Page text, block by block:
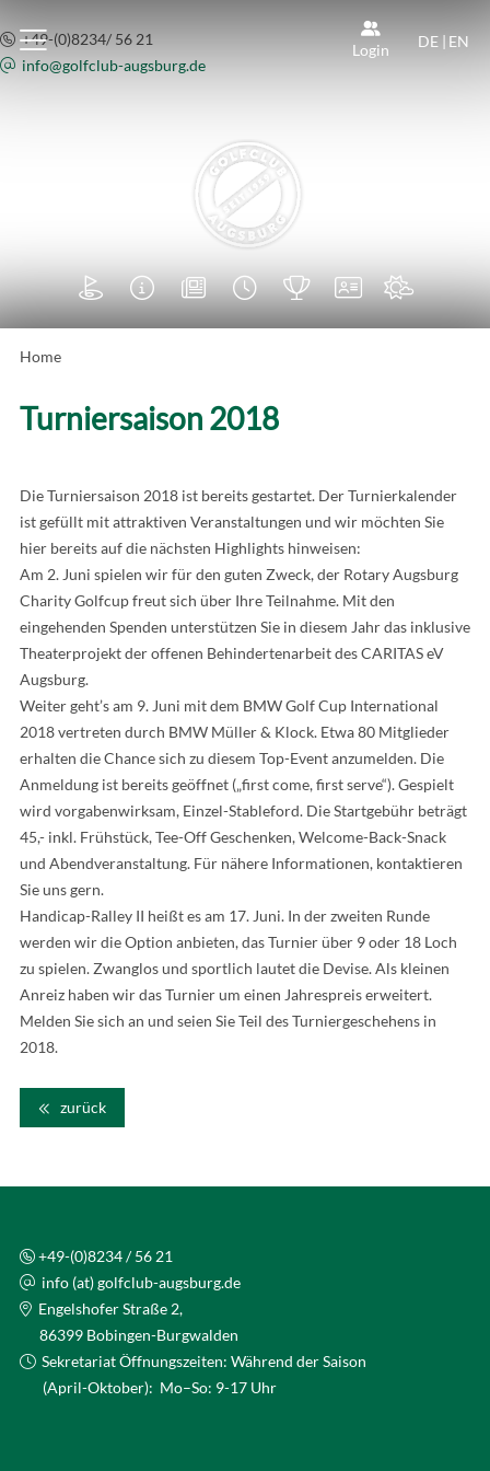
Login DE | EN
+49-(0)8234/ 56 21
info@golfclub-augsburg.de
      
Home
Turniersaison 2018
Die Turniersaison 2018 ist bereits gestartet. Der Turnierkalender
ist gefüllt mit attraktiven Veranstaltungen und wir möchten Sie
hier bereits auf die nächsten Highlights hinweisen:
Am 2. Juni spielen wir für den guten Zweck, der Rotary Augsburg
Charity Golfcup freut sich über Ihre Teilnahme. Mit den
eingehenden Spenden unterstützen Sie in diesem Jahr das inklusive
Theaterprojekt der offenen Behindertenarbeit des CARITAS eV
Augsburg.
Weiter geht’s am 9. Juni mit dem BMW Golf Cup International
2018 vertreten durch BMW Müller & Klock. Etwa 80 Mitglieder
erhalten die Chance sich zu diesem Top-Event anzumelden. Die
Anmeldung ist bereits geöffnet („first come, first serve“). Gespielt
wird vorgabenwirksam, Einzel-Stableford. Die Startgebühr beträgt
45,- inkl. Frühstück, Tee-Off Geschenken, Welcome-Back-Snack
und Abendveranstaltung. Für nähere Informationen, kontaktieren
Sie uns gern.
Handicap-Ralley II heißt es am 17. Juni. In der zweiten Runde
werden wir die Option anbieten, das Turnier über 9 oder 18 Loch
zu spielen. Zwanglos und sportlich lautet die Devise. Als kleinen
Anreiz haben wir das Turnier um einen Jahrespreis erweitert.
Melden Sie sich an und seien Sie Teil des Turniergeschehens in
2018.
zurück
+49-(0)8234 / 56 21
info (at) golfclub-augsburg.de
Engelshofer Straße 2,
86399 Bobingen-Burgwalden
Sekretariat Öffnungszeiten: Während der Saison
(April-Oktober): Mo–So: 9-17 Uhr